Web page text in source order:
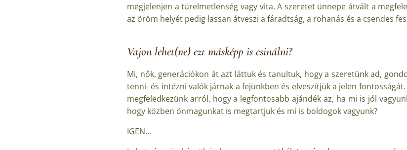
megjelenjen a türelmetlenség vagy vita. A szeretet ünnepe átvált a
az öröm helyét pedig lassan átveszi a fáradtság, a rohanás és a csendes
Vajon lehet(ne) ezt másképp is csinálni?
Mi, nők, generációkon át azt láttuk és tanultuk, hogy a szeretünk ad,
tenni- és intézni valók járnak a fejünkben és elveszítjük a jelen
megfeledkezünk arról, hogy a legfontosabb ajándék az, ha mi is jól
hogy közben önmagunkat is megtartjuk és mi is boldogok vagyunk?
IGEN...